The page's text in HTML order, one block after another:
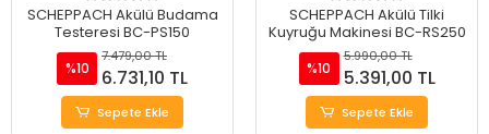
SCHEPPACH Akülü Budama
Testeresi BC-PS150
%10
7.479,00 TL
6.731,10 TL
Sepete Ekle
SCHEPPACH Akülü Tilki
Kuyruğu Makinesi BC-RS250
%10
5.990,00 TL
5.391,00 TL
Sepete Ekle